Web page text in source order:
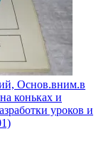
Основ.вним.в
коньках и
уроков и